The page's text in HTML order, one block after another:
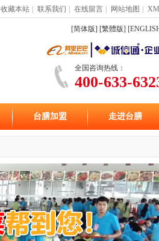
收藏本站 联系我们 在线留言 网站地图
[简体版] [繁體版]
全国咨询热线：
400-633-
台膳加盟 走进台膳